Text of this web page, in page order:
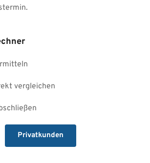
vergleichen
Privatkunden